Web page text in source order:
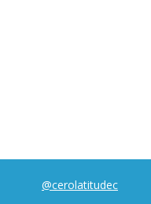
@cerolatitudec